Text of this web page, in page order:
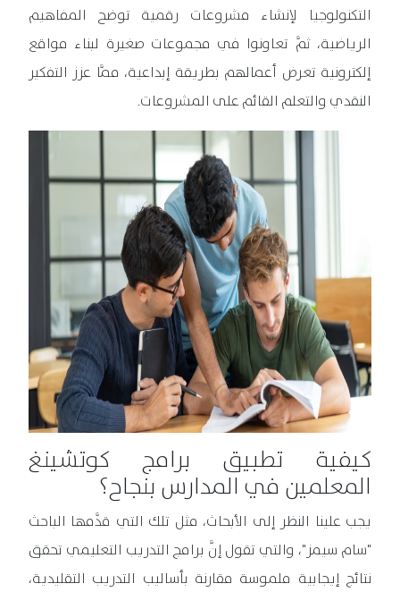
التكنولوجيا لإنشاء مشروعات رقمية توضح المفاهيم
الرياضية، ثمَّ تعاونوا في مجموعات صغيرة لبناء مواقع
إلكترونية تعرض أعمالهم بطريقة إبداعية، ممَّا عزز التفكير
النقدي والتعلم القائم على المشروعات.
كيفية تطبيق برامج كوتشينغ
المعلمين في المدارس بنجاح؟
يجب علينا النظر إلى الأبحاث، مثل تلك التي قدَّمها الباحث
"سام سيمز"، والتي تقول إنَّ برامج التدريب التعليمي تحقق
نتائج إيجابية ملموسة مقارنة بأساليب التدريب التقليدية،